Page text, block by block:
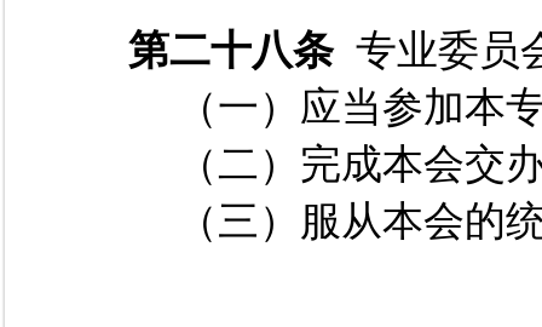
第二十八条 专业委员
（一）应当参加本专
（二）完成本会交办
（三）服从本会的统